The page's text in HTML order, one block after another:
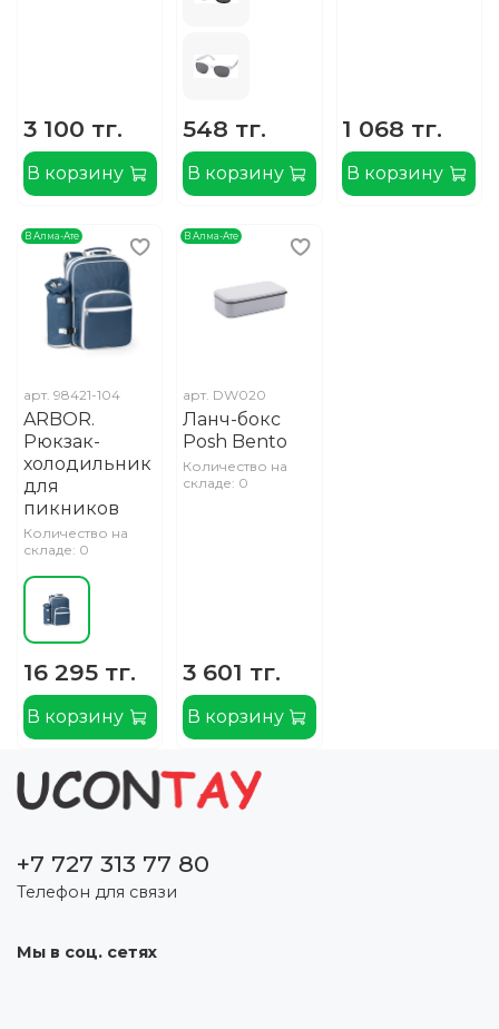
3 100 тг.
В корзину
548 тг.
В корзину
1 068 тг.
В корзину
В Алма-Ате
арт. 98421-104
ARBOR.
Рюкзак-
холодильник
для
пикников
Количество на
складе: 0
16 295 тг.
В корзину
В Алма-Ате
арт. DW020
Ланч-бокс
Posh Bento
Количество на
складе: 0
3 601 тг.
В корзину
+7 727 313 77 80
Телефон для связи
Мы в соц. сетях